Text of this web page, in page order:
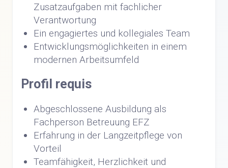
Zusatzaufgaben mit fachlicher
Verantwortung
Ein engagiertes und kollegiales Team
Entwicklungsmöglichkeiten in einem
modernen Arbeitsumfeld
Profil requis
Abgeschlossene Ausbildung als
Fachperson Betreuung EFZ
Erfahrung in der Langzeitpflege von
Vorteil
Teamfähigkeit, Herzlichkeit und